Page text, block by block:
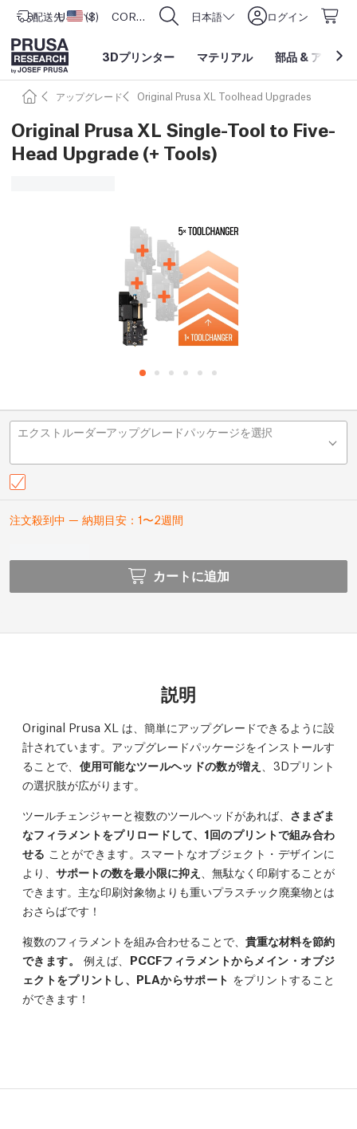
配送先 アメリカ合衆国
USD ($) CORE One L: Now In Stock! 日本語 ログイン
3Dプリンター マテリアル 部品 & アクセ
アップグレード Original Prusa XL Toolhead Upgrades
Original Prusa XL Single-Tool to Five-
Head Upgrade (+ Tools)
エクストルーダーアップグレードパッケージを選択
注文殺到中 — 納期目安：1〜2週間
カートに追加
説明
Original Prusa XL は、簡単にアップグレードできるように設
計されています。アップグレードパッケージをインストールす
ることで、 使用可能なツールヘッドの数が増え
、3Dプリント
の選択肢が広がります。
ツールチェンジャーと複数のツールヘッドがあれば、 さまざま
なフィラメントをプリロードして、1回のプリントで組み合わ
せる ことができます。スマートなオブジェクト・デザインに
より、 サポートの数を最小限に抑え
、無駄なく印刷することが
できます。主な印刷対象物よりも重いプラスチック廃棄物とは
おさらばです！
複数のフィラメントを組み合わせることで、 貴重な材料を節約
できます。
例えば、 PCCFフィラメントからメイン・オブジ
ェクトをプリントし、PLAからサポート をプリントすること
ができます！